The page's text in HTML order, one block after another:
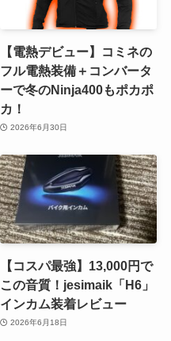
【電熱デビュー】コミネの
フル電熱装備＋コンバータ
ーで冬のNinja400もポカポ
カ！
2026年6月30日
【コスパ最強】13,000円で
この音質！jesimaik「H6」
インカム装着レビュー
2026年6月18日